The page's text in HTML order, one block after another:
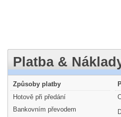
Platba &
Způsoby platby
Hotově při předání
Bankovním převodem